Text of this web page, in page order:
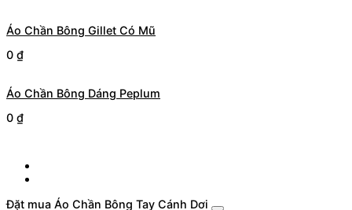
Áo Chần Bông Gillet Có Mũ
0 ₫
Áo Chần Bông Dáng Peplum
0 ₫
Đặt mua Áo Chần Bông Tay Cánh Dơi